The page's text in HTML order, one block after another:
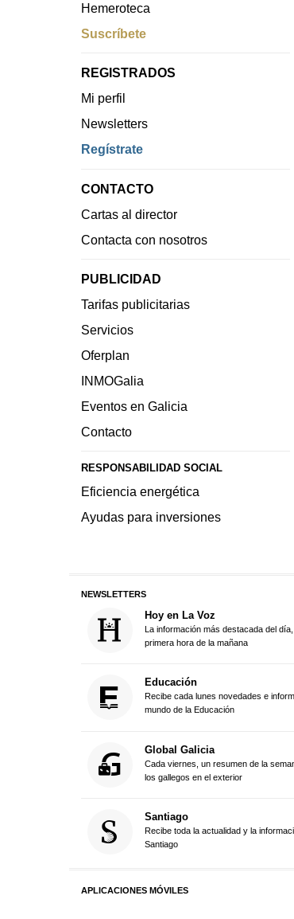
Hemeroteca
Suscríbete
REGISTRADOS
Mi perfil
Newsletters
Regístrate
CONTACTO
Cartas al director
Contacta con nosotros
PUBLICIDAD
Tarifas publicitarias
Servicios
Oferplan
INMOGalia
Eventos en Galicia
Contacto
RESPONSABILIDAD SOCIAL
Eficiencia energética
Ayudas para inversiones
NEWSLETTERS
Hoy en La Voz
La información más destacada del
primera hora de la mañana
Educación
Recibe cada lunes novedades e
mundo de la Educación
Global Galicia
Cada viernes, un resumen de la
los gallegos en el exterior
Santiago
Recibe toda la actualidad y la
Santiago
APLICACIONES MÓVILES